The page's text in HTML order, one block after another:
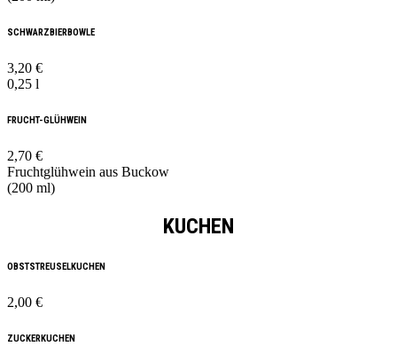
SCHWARZBIERBOWLE
3,20 €
0,25 l
FRUCHT-GLÜHWEIN
2,70 €
Fruchtglühwein aus Buckow
(200 ml)
KUCHEN
OBSTSTREUSELKUCHEN
2,00 €
ZUCKERKUCHEN